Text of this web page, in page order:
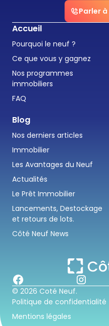
Parler
Accueil
Pourquoi le neuf ?
Ce que vous y gagnez
Nos programmes
immobiliers
FAQ
Blog
Nos derniers articles
Immobilier
Les Avantages du Neuf
Actualités
Le Prêt Immobilier
Lancements, Destockage
et retours de lots.
Côté Neuf News
© 2026 Coté Neuf.
Politique de confidentialité
Mentions légales